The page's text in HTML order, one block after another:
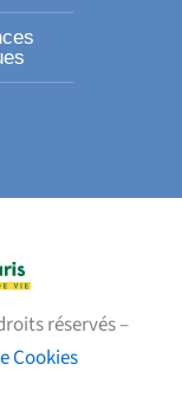
réservés –
Cookies